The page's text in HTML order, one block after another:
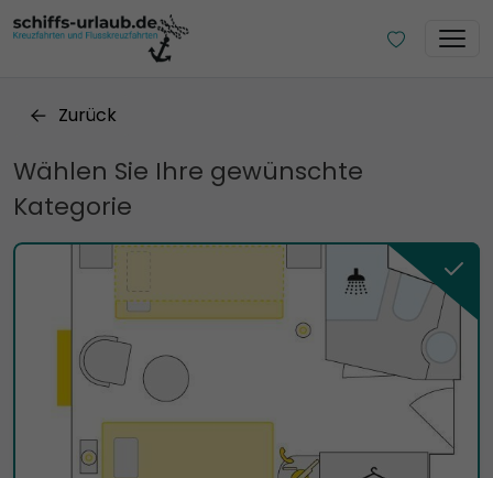
Zurück
Wählen Sie Ihre gewünschte
Kategorie